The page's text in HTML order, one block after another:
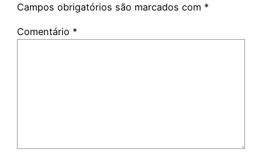
Campos obrigatórios são marcados com *
Comentário *